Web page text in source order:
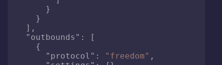
}
}
] ,
"outbounds" :
[
{
"protocol" : "freedom" ,